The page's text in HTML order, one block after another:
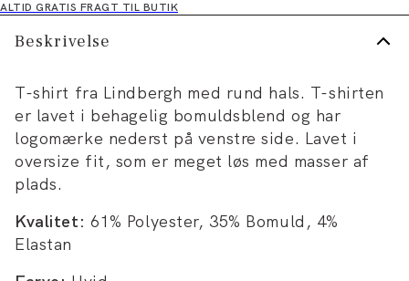
ALTID GRATIS FRAGT TIL BUTIK
Beskrivelse
T-shirt fra Lindbergh med rund hals. T-shirten
er lavet i behagelig bomuldsblend og har
logomærke nederst på venstre side. Lavet i
oversize fit, som er meget løs med masser af
plads.
Kvalitet: 61% Polyester, 35% Bomuld, 4%
Elastan